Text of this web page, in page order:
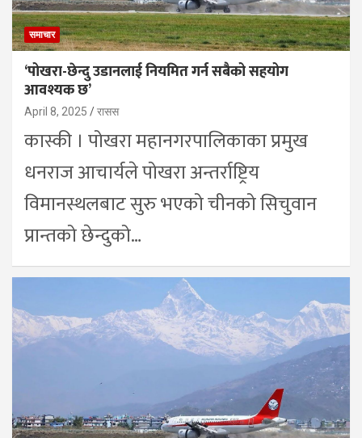
समाचार
‘पोखरा-छेन्दु उडानलाई नियमित गर्न सबैको सहयोग
आवश्यक छ’
April 8, 2025 रासस
कास्की । पोखरा महानगरपालिकाका प्रमुख
धनराज आचार्यले पोखरा अन्तर्राष्ट्रिय
विमानस्थलबाट सुरु भएको चीनको सिचुवान
प्रान्तको छेन्दुको…